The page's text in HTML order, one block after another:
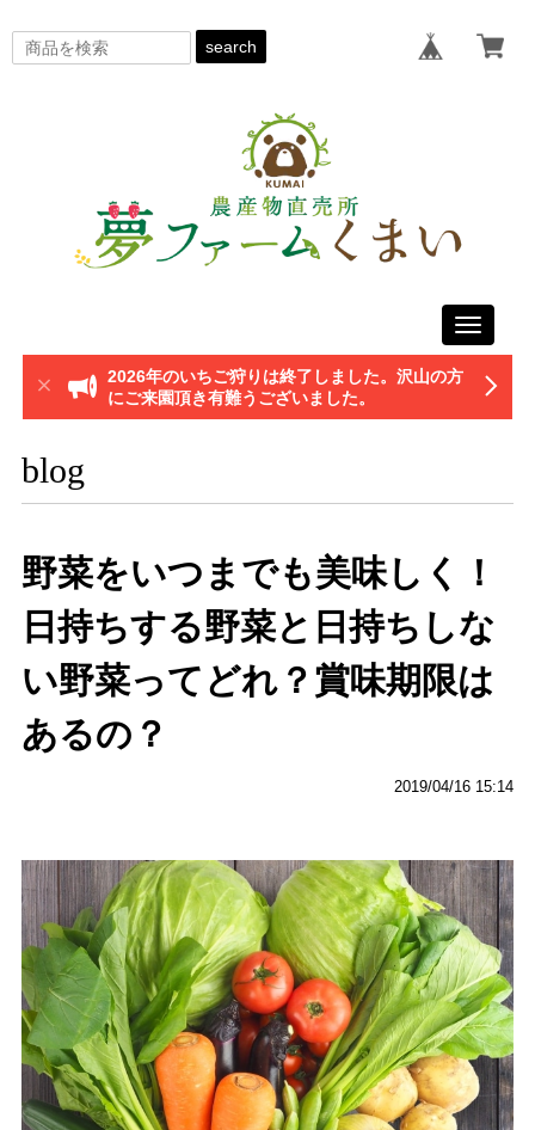
search
Toggle
2026年のいちご狩りは終了しました。沢山の方
にご来園頂き有難うございました。
blog
野菜をいつまでも美味しく！
日持ちする野菜と日持ちしな
い野菜ってどれ？賞味期限は
あるの？
2019/04/16 15:14